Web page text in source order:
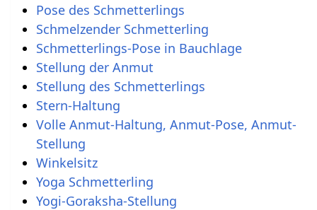
Pose des Schmetterlings
Schmelzender Schmetterling
Schmetterlings-Pose in Bauchlage
Stellung der Anmut
Stellung des Schmetterlings
Stern-Haltung
Volle Anmut-Haltung, Anmut-Pose, Anmut-
Stellung
Winkelsitz
Yoga Schmetterling
Yogi-Goraksha-Stellung